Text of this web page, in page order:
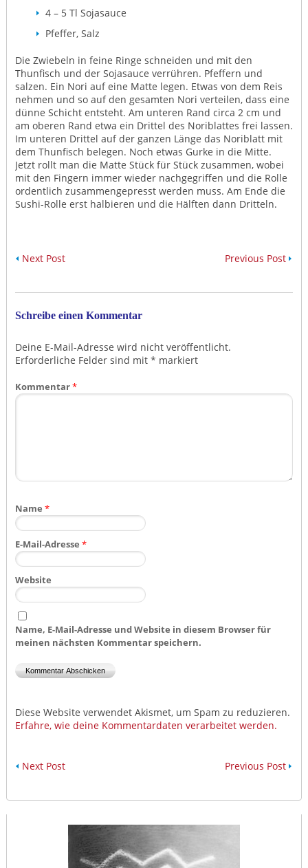
4 – 5 Tl Sojasauce
Pfeffer, Salz
Die Zwiebeln in feine Ringe schneiden und mit den
Thunfisch und der Sojasauce verrühren. Pfeffern und
salzen. Ein Nori auf eine Matte legen. Etwas von dem Reis
nehmen und so auf den gesamten Nori verteilen, dass eine
dünne Schicht entsteht. Am unteren Rand circa 2 cm und
am oberen Rand etwa ein Drittel des Noriblattes frei lassen.
Im unteren Drittel auf der ganzen Länge das Noriblatt mit
dem Thunfisch belegen. Noch etwas Gurke in die Mitte.
Jetzt rollt man die Matte Stück für Stück zusammen, wobei
mit den Fingern immer wieder nachgegriffen und die Rolle
ordentlich zusammengepresst werden muss. Am Ende die
Sushi-Rolle erst halbieren und die Hälften dann Dritteln.
Next Post Previous Post
Schreibe einen Kommentar
Deine E-Mail-Adresse wird nicht veröffentlicht.
Erforderliche Felder sind mit * markiert
Kommentar*
Name *
E-Mail-Adresse *
Website
Name, E-Mail-Adresse und Website in diesem Browser für
meinen nächsten Kommentar speichern.
Diese Website verwendet Akismet, um Spam zu reduzieren.
Erfahre, wie deine Kommentardaten verarbeitet werden.
Next Post Previous Post